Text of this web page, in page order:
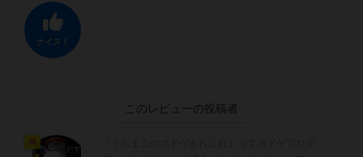
ナイス！
このレビューの投稿者